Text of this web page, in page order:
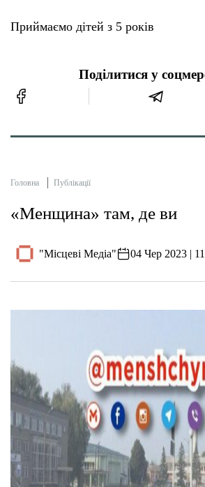
Приймаємо дітей з 5 років
Поділитися у
Головна Публікації
«Менщина» там, де ви
"Місцеві Медіа" 04 Чер 2023 |